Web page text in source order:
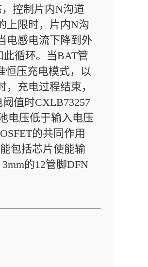
控制片内N沟道
上限时，片内N沟
电感电流下降到外
循环。当BAT管
恒压充电模式，以
充电过程结束，
值时CXLB73257
电压低于输入电压
的共同作用
包括芯片使能输
的12管脚DFN